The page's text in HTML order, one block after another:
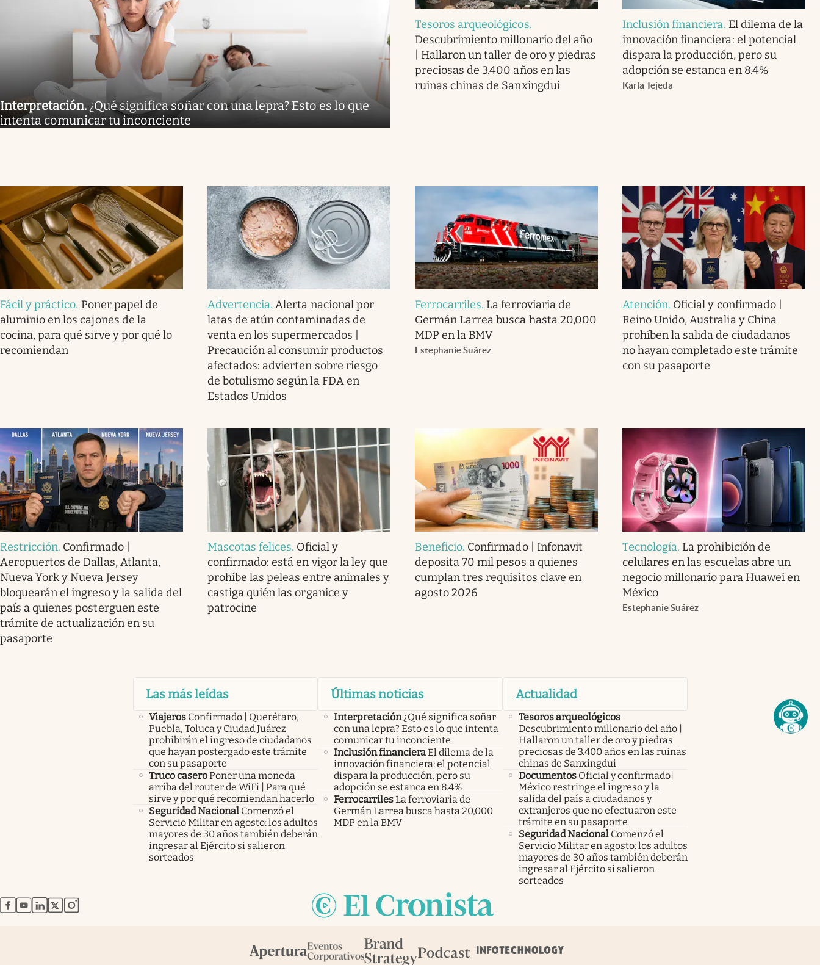
Interpretación. ¿Qué significa soñar con una lepra? Esto es lo que
intenta comunicar tu inconciente
Tesoros arqueológicos.
Descubrimiento millonario del año
| Hallaron un taller de oro y piedras
preciosas de 3.400 años en las
ruinas chinas de Sanxingdui
Inclusión financiera. El dilema de la
innovación financiera: el potencial
dispara la producción, pero su
adopción se estanca en 8.4%
Karla Tejeda
Fácil y práctico. Poner papel de
aluminio en los cajones de la
cocina, para qué sirve y por qué lo
recomiendan
Advertencia.Alerta nacional por
latas de atún contaminadas de
venta en los supermercados |
Precaución al consumir productos
afectados: advierten sobre riesgo
de botulismo según la FDA en
Estados Unidos
Ferrocarriles. La ferroviaria de
Germán Larrea busca hasta 20,000
MDP en la BMV
Estephanie Suárez
Atención. Oficial y confirmado |
Reino Unido, Australia y China
prohíben la salida de ciudadanos
no hayan completado este trámite
con su pasaporte
Restricción. Confirmado |
Aeropuertos de Dallas, Atlanta,
Nueva York y Nueva Jersey
bloquearán el ingreso y la salida del
país a quienes posterguen este
trámite de actualización en su
pasaporte
Mascotas felices. Oficial y
confirmado: está en vigor la ley que
prohíbe las peleas entre animales y
castiga quién las organice y
patrocine
Beneficio. Confirmado | Infonavit
deposita 70 mil pesos a quienes
cumplan tres requisitos clave en
agosto 2026
Tecnología. La prohibición de
celulares en las escuelas abre un
negocio millonario para Huawei en
México
Estephanie Suárez
Las más leídas
Viajeros Confirmado | Querétaro,
Puebla, Toluca y Ciudad Juárez
prohibirán el ingreso de ciudadanos
que hayan postergado este trámite
con su pasaporte
Truco caseroPoner una moneda
arriba del router de WiFi | Para qué
sirve y por qué recomiendan hacerlo
Seguridad Nacional Comenzó el
Servicio Militar en agosto: los adultos
mayores de 30 años también deberán
ingresar al Ejército si salieron
sorteados
Últimas noticias
Interpretación ¿Qué significa soñar
con una lepra? Esto es lo que intenta
comunicar tu inconciente
Inclusión financieraEl dilema de la
innovación financiera: el potencial
dispara la producción, pero su
adopción se estanca en 8.4%
FerrocarrilesLa ferroviaria de
Germán Larrea busca hasta 20,000
MDP en la BMV
Actualidad
Tesoros arqueológicos
Descubrimiento millonario del año |
Hallaron un taller de oro y piedras
preciosas de 3.400 años en las ruinas
chinas de Sanxingdui
Documentos Oficial y confirmado|
México restringe el ingreso y la
salida del país a ciudadanos y
extranjeros que no efectuaron este
trámite en su pasaporte
Seguridad Nacional Comenzó el
Servicio Militar en agosto: los adultos
mayores de 30 años también deberán
ingresar al Ejército si salieron
sorteados
abre en nueva pestaña
abre en nueva pestaña
abre en nueva pestaña
abre en nueva pestaña
abre en nueva pestaña